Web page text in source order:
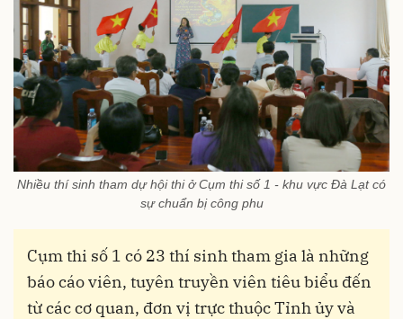
Nhiều thí sinh tham dự hội thi ở Cụm thi số 1 - khu vực Đà Lạt có
sự chuẩn bị công phu
Cụm thi số 1 có 23 thí sinh tham gia là những
báo cáo viên, tuyên truyền viên tiêu biểu đến
từ các cơ quan, đơn vị trực thuộc Tỉnh ủy và